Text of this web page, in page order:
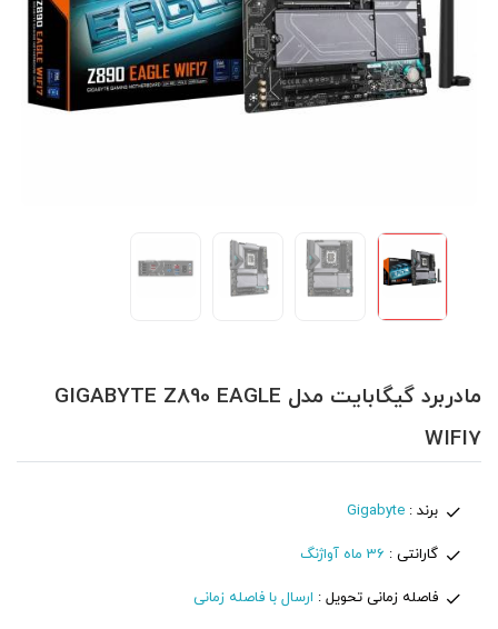
مادربرد گیگابایت مدل GIGABYTE Z890 EAGLE
WIFI7
برند :Gigabyte
گارانتی : 36 ماه آواژنگ
فاصله زمانی تحویل : ارسال با فاصله زمانی